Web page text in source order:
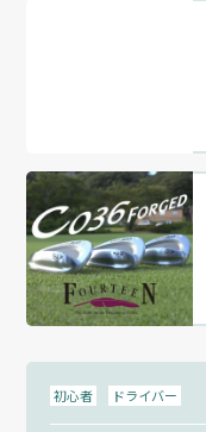
初心者 ドライバー